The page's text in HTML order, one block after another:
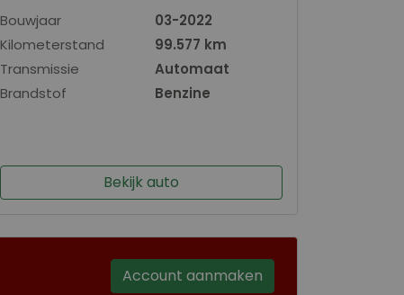
Bouwjaar
03-2022
Kilometerstand
99.577 km
Transmissie
Automaat
Brandstof
Benzine
Bekijk auto
Account aanmaken